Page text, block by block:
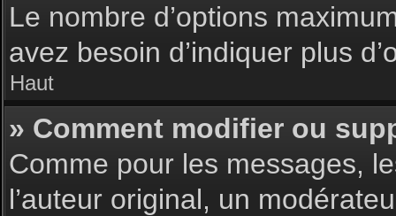
Le nombre d’options
avez besoin d’indiquer plus
Haut
» Comment modifier ou
Comme pour les messages,
l’auteur original, un